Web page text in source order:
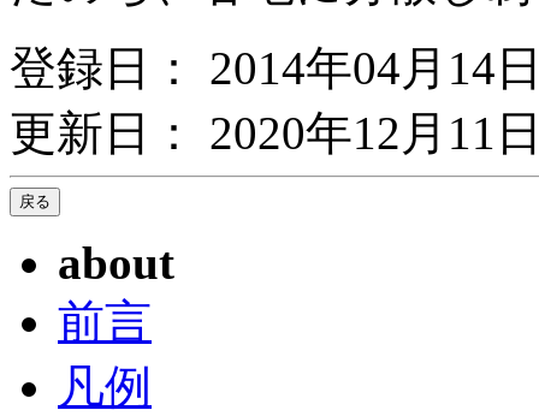
登録日： 2014年04月14
更新日： 2020年12月11
about
前言
凡例